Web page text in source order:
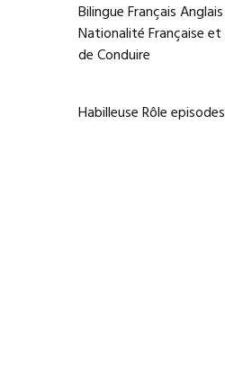
Bilingue Français
Nationalité Française et
de Conduire
Habilleuse Rôle